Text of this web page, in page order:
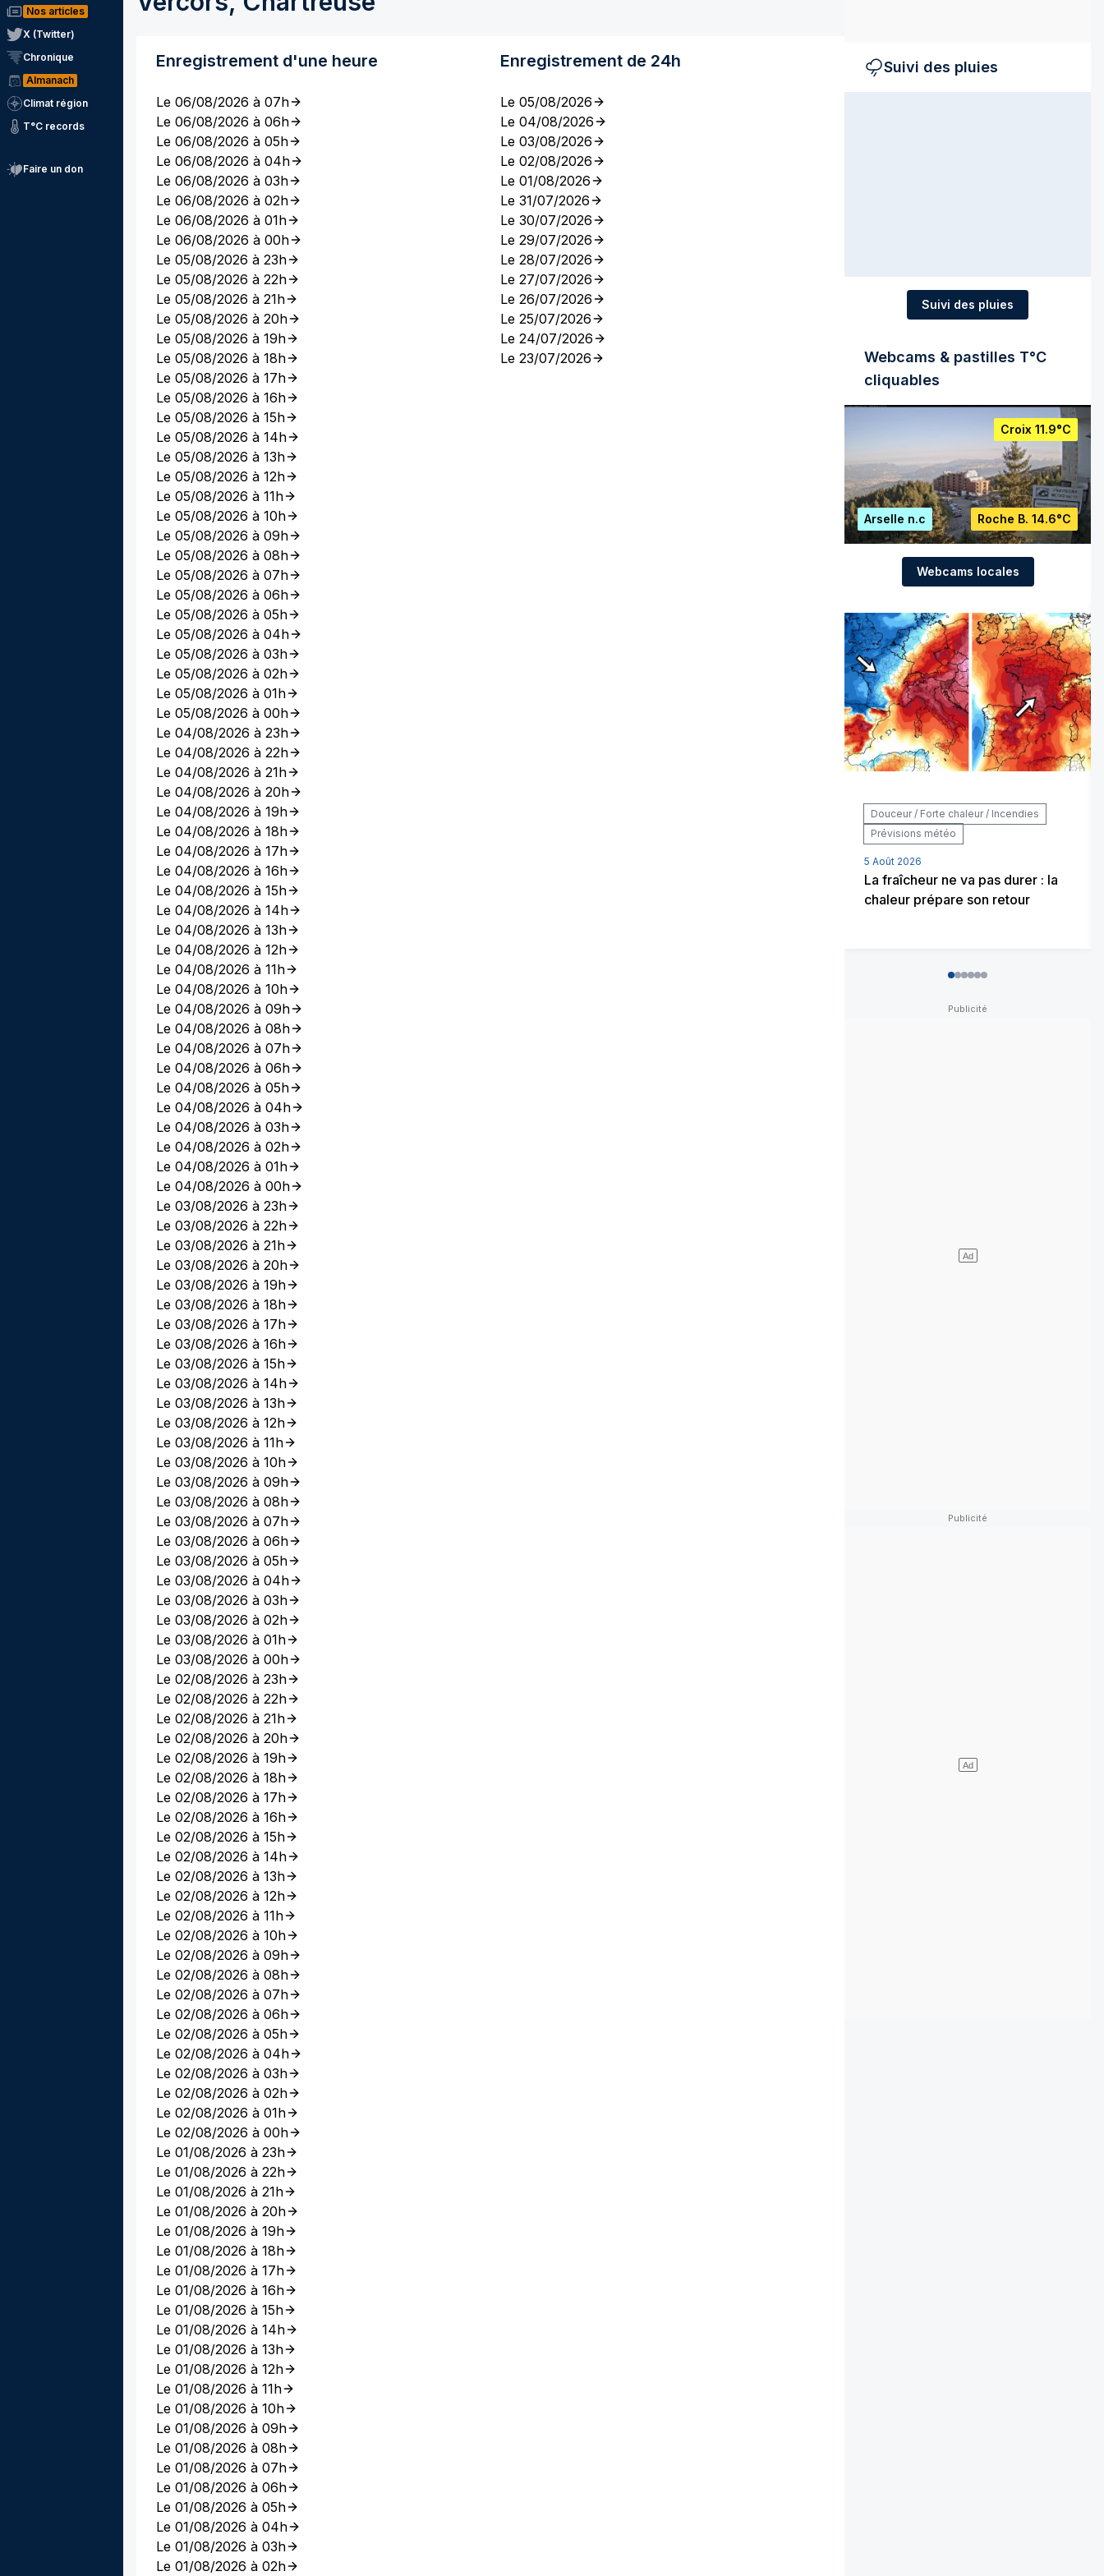
Nos articles
X (Twitter)
Chronique
Almanach
Climat région
T°C records
Faire un don
Enregistrement d'une heure
Le 06/08/2026 à 07h
Le 06/08/2026 à 06h
Le 06/08/2026 à 05h
Le 06/08/2026 à 04h
Le 06/08/2026 à 03h
Le 06/08/2026 à 02h
Le 06/08/2026 à 01h
Le 06/08/2026 à 00h
Le 05/08/2026 à 23h
Le 05/08/2026 à 22h
Le 05/08/2026 à 21h
Le 05/08/2026 à 20h
Le 05/08/2026 à 19h
Le 05/08/2026 à 18h
Le 05/08/2026 à 17h
Le 05/08/2026 à 16h
Le 05/08/2026 à 15h
Le 05/08/2026 à 14h
Le 05/08/2026 à 13h
Le 05/08/2026 à 12h
Le 05/08/2026 à 11h
Le 05/08/2026 à 10h
Le 05/08/2026 à 09h
Le 05/08/2026 à 08h
Le 05/08/2026 à 07h
Le 05/08/2026 à 06h
Le 05/08/2026 à 05h
Le 05/08/2026 à 04h
Le 05/08/2026 à 03h
Le 05/08/2026 à 02h
Le 05/08/2026 à 01h
Le 05/08/2026 à 00h
Le 04/08/2026 à 23h
Le 04/08/2026 à 22h
Le 04/08/2026 à 21h
Le 04/08/2026 à 20h
Le 04/08/2026 à 19h
Le 04/08/2026 à 18h
Le 04/08/2026 à 17h
Le 04/08/2026 à 16h
Le 04/08/2026 à 15h
Le 04/08/2026 à 14h
Le 04/08/2026 à 13h
Le 04/08/2026 à 12h
Le 04/08/2026 à 11h
Le 04/08/2026 à 10h
Le 04/08/2026 à 09h
Le 04/08/2026 à 08h
Le 04/08/2026 à 07h
Le 04/08/2026 à 06h
Le 04/08/2026 à 05h
Le 04/08/2026 à 04h
Le 04/08/2026 à 03h
Le 04/08/2026 à 02h
Le 04/08/2026 à 01h
Le 04/08/2026 à 00h
Le 03/08/2026 à 23h
Le 03/08/2026 à 22h
Le 03/08/2026 à 21h
Le 03/08/2026 à 20h
Le 03/08/2026 à 19h
Le 03/08/2026 à 18h
Le 03/08/2026 à 17h
Le 03/08/2026 à 16h
Le 03/08/2026 à 15h
Le 03/08/2026 à 14h
Le 03/08/2026 à 13h
Le 03/08/2026 à 12h
Le 03/08/2026 à 11h
Le 03/08/2026 à 10h
Le 03/08/2026 à 09h
Le 03/08/2026 à 08h
Le 03/08/2026 à 07h
Le 03/08/2026 à 06h
Le 03/08/2026 à 05h
Le 03/08/2026 à 04h
Le 03/08/2026 à 03h
Le 03/08/2026 à 02h
Le 03/08/2026 à 01h
Le 03/08/2026 à 00h
Le 02/08/2026 à 23h
Le 02/08/2026 à 22h
Le 02/08/2026 à 21h
Le 02/08/2026 à 20h
Le 02/08/2026 à 19h
Le 02/08/2026 à 18h
Le 02/08/2026 à 17h
Le 02/08/2026 à 16h
Le 02/08/2026 à 15h
Le 02/08/2026 à 14h
Le 02/08/2026 à 13h
Le 02/08/2026 à 12h
Le 02/08/2026 à 11h
Le 02/08/2026 à 10h
Le 02/08/2026 à 09h
Le 02/08/2026 à 08h
Le 02/08/2026 à 07h
Le 02/08/2026 à 06h
Le 02/08/2026 à 05h
Le 02/08/2026 à 04h
Le 02/08/2026 à 03h
Le 02/08/2026 à 02h
Le 02/08/2026 à 01h
Le 02/08/2026 à 00h
Le 01/08/2026 à 23h
Le 01/08/2026 à 22h
Le 01/08/2026 à 21h
Le 01/08/2026 à 20h
Le 01/08/2026 à 19h
Le 01/08/2026 à 18h
Le 01/08/2026 à 17h
Le 01/08/2026 à 16h
Le 01/08/2026 à 15h
Le 01/08/2026 à 14h
Le 01/08/2026 à 13h
Le 01/08/2026 à 12h
Le 01/08/2026 à 11h
Le 01/08/2026 à 10h
Le 01/08/2026 à 09h
Le 01/08/2026 à 08h
Le 01/08/2026 à 07h
Le 01/08/2026 à 06h
Le 01/08/2026 à 05h
Le 01/08/2026 à 04h
Le 01/08/2026 à 03h
Le 01/08/2026 à 02h
Enregistrement de 24h
Le 05/08/2026
Le 04/08/2026
Le 03/08/2026
Le 02/08/2026
Le 01/08/2026
Le 31/07/2026
Le 30/07/2026
Le 29/07/2026
Le 28/07/2026
Le 27/07/2026
Le 26/07/2026
Le 25/07/2026
Le 24/07/2026
Le 23/07/2026
Suivi des pluies
Suivi des pluies
Webcams & pastilles T°C
cliquables
Croix 11.9°C
Arselle n.c Roche B. 14.6°C
Webcams locales
Douceur / Forte chaleur / Incendies
Prévisions météo
5 Août 2026
La fraîcheur ne va pas durer : la
chaleur prépare son retour
012345